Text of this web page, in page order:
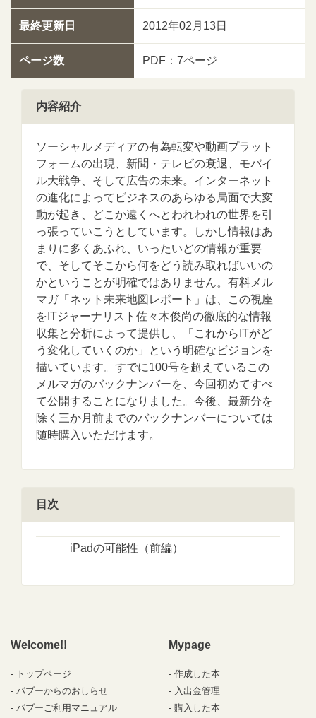
最終更新日 2012年02月13日
ページ数 PDF：7ページ
内容紹介
ソーシャルメディアの有為転変や動画プラット
フォームの出現、新聞・テレビの衰退、モバイ
ル大戦争、そして広告の未来。インターネット
の進化によってビジネスのあらゆる局面で大変
動が起き、どこか遠くへとわれわれの世界を引
っ張っていこうとしています。しかし情報はあ
まりに多くあふれ、いったいどの情報が重要
で、そしてそこから何をどう読み取ればいいの
かということが明確ではありません。有料メル
マガ「ネット未来地図レポート」は、この視座
をITジャーナリスト佐々木俊尚の徹底的な情報
収集と分析によって提供し、「これからITがど
う変化していくのか」という明確なビジョンを
描いています。すでに100号を超えているこの
メルマガのバックナンバーを、今回初めてすべ
て公開することになりました。今後、最新分を
除く三か月前までのバックナンバーについては
随時購入いただけます。
目次
iPadの可能性（前編）
Welcome!!
トップページ
パブーからのおしらせ
パブーご利用マニュアル
Mypage
作成した本
入出金管理
購入した本